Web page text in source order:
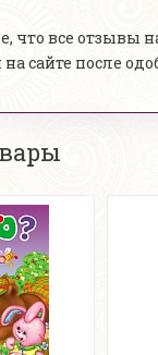
все отзывы
сайте после